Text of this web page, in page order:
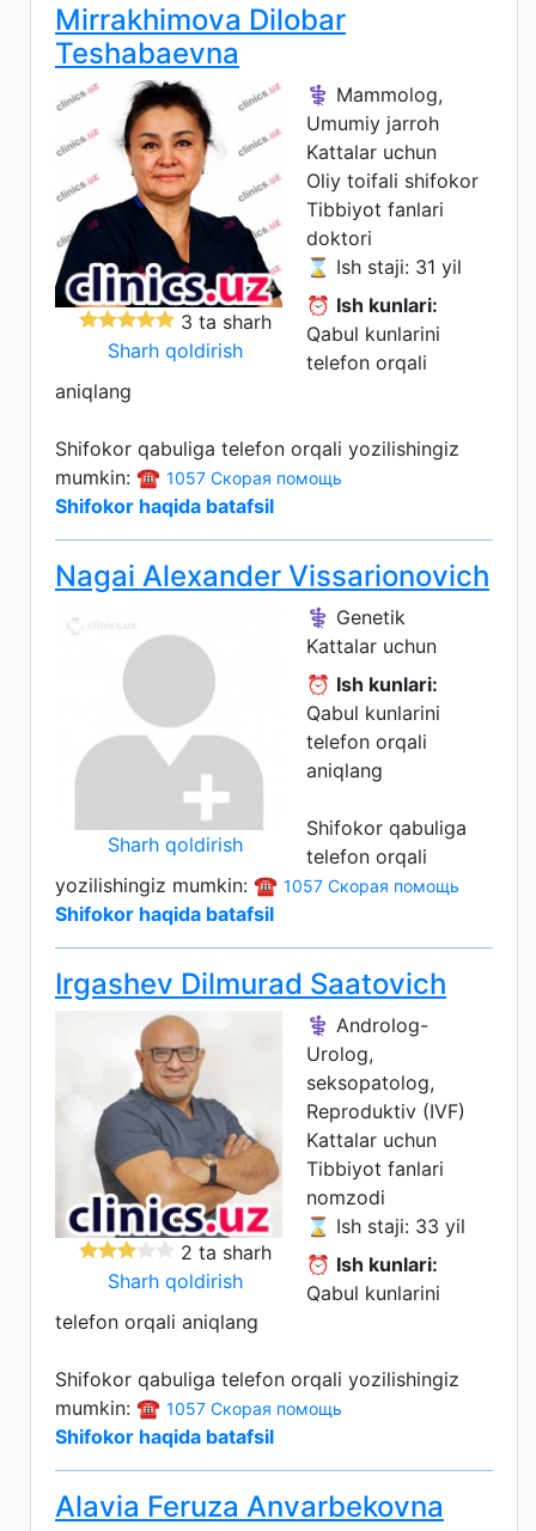
Mirrakhimova Dilobar
Teshabaevna
3 ta sharh
Sharh qoldirish
⚕️ Mammolog,
Umumiy jarroh
Kattalar uchun
Oliy toifali shifokor
Tibbiyot fanlari
doktori
⌛ Ish staji: 31 yil
⏰ Ish kunlari:
Qabul kunlarini
telefon orqali
aniqlang
Shifokor qabuliga telefon orqali yozilishingiz
mumkin: ☎️ 1057 Скорая помощь
Shifokor haqida batafsil
Nagai Alexander Vissarionovich
Sharh qoldirish
⚕️ Genetik
Kattalar uchun
⏰ Ish kunlari:
Qabul kunlarini
telefon orqali
aniqlang
Shifokor qabuliga
telefon orqali
yozilishingiz mumkin: ☎️ 1057 Скорая помощь
Shifokor haqida batafsil
Irgashev Dilmurad Saatovich
2 ta sharh
Sharh qoldirish
⚕️ Androlog-
Urolog,
seksopatolog,
Reproduktiv (IVF)
Kattalar uchun
Tibbiyot fanlari
nomzodi
⌛ Ish staji: 33 yil
⏰ Ish kunlari:
Qabul kunlarini
telefon orqali aniqlang
Shifokor qabuliga telefon orqali yozilishingiz
mumkin: ☎️ 1057 Скорая помощь
Shifokor haqida batafsil
Alavia Feruza Anvarbekovna